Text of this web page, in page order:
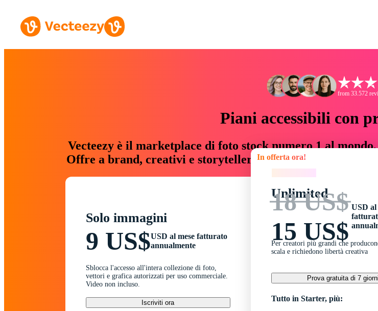
from 33.572
Piani accessibili con
Vecteezy è il marketplace di foto stock numero 1 al
Offre a brand, creativi e storyteller risorse creative che
Solo immagini
9 US$USD al mese fatturato
annualmente
Sblocca l'accesso all'intera collezione di foto,
vettori e grafica autorizzati per uso commerciale.
Video non incluso.
Iscriviti ora
In offerta ora!
Unlimited
18 US$
15 US$
USD al
Per creatori più grandi che
scala e richiedono libertà creativa
Prova gratuita di 7 giorni
Tutto in Starter, più: